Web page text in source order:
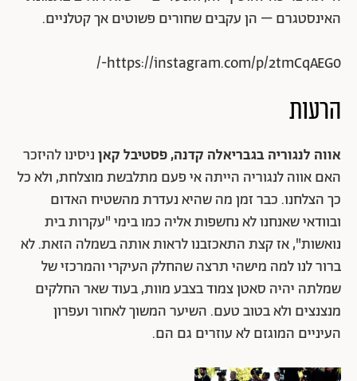
האינסטגרם – הן עקבים שחורים פשוטים אך קטלניים.
https://instagram.com/p/2tmCqAEG0-/
הרעות
אווה לנגוריה בגבריאלה קדנה, פסטיבל קאןניסינו להיזכר
האם אווה לנגוריה הייתה אי פעם מתלבשת מוצלחת, ולא כל
כך הצלחנו. כבר זמן מה שהיא נעדרת מהשטיח האדום
ובוודאי שאנחנו לא נחשפות אליה כמו בימי "עקרות בית
נואשות", אז קצת התאכזבנו לראות אותה בשמלה הזאת. לא
ברור לנו למה מישהי תרצה שהחלק העיקרי והמרכזי של
שמלתה יהיה סאטן צמוד בצבע מוות, בעוד שאר החלקים
מנצנצים ולא בטוב טעם. השיער המשוך לאחור ועפרון
העיניים המוגזם לא עוזרים גם הם.